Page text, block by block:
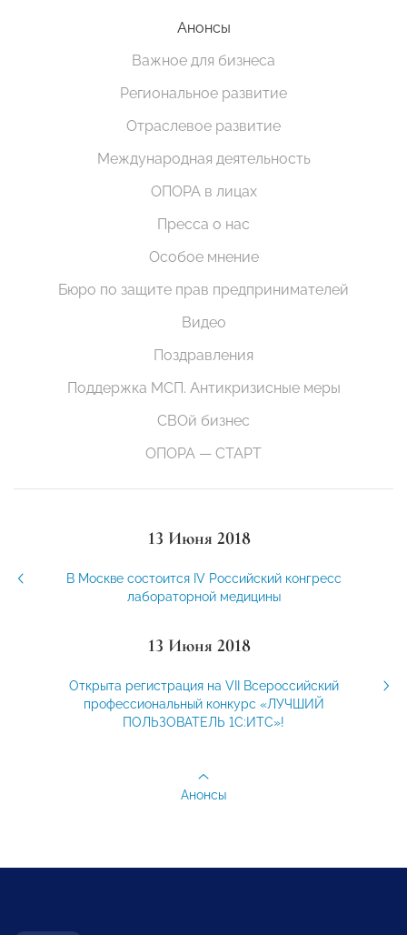
Анонсы
Важное для бизнеса
Региональное развитие
Отраслевое развитие
Международная деятельность
ОПОРА в лицах
Пресса о нас
Особое мнение
Бюро по защите прав предпринимателей
Видео
Поздравления
Поддержка МСП. Антикризисные меры
СВОй бизнес
ОПОРА — СТАРТ
13 Июня 2018
В Москве состоится IV Российский конгресс
лабораторной медицины
13 Июня 2018
Открыта регистрация на VII Всероссийский
профессиональный конкурс «ЛУЧШИЙ
ПОЛЬЗОВАТЕЛЬ 1С:ИТС»!
Анонсы